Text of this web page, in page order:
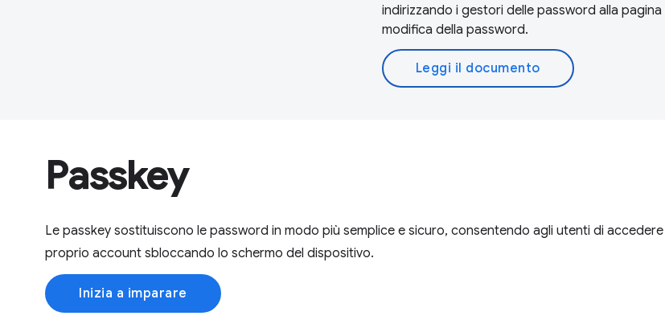
indirizzando i gestori delle password alla pagina
modifica della password.
Leggi il documento
Passkey
Le passkey sostituiscono le password in modo più semplice e sicuro, consentendo agli utenti di accedere
proprio account sbloccando lo schermo del dispositivo.
Inizia a imparare